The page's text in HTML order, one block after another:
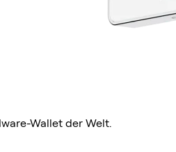
Wallet der Welt.